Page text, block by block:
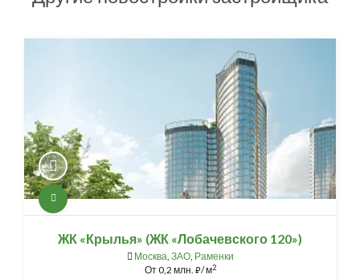
ЖК «Крылья» (ЖК «Лобачевского 120»)
Москва, ЗАО, Раменки
От0,2 млн. ⃏/ м2